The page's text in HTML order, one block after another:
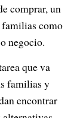
comprar, un
como
negocio.
que va
familias y
encontrar